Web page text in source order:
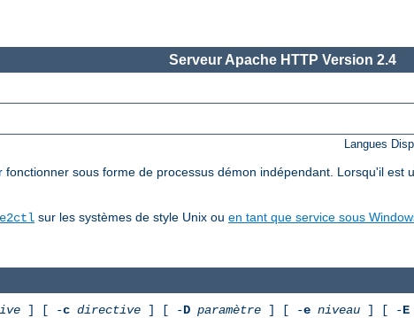
Serveur Apache HTTP Version 2.4
Langues
sous forme de processus démon indépendant. Lorsqu'il est
sur les systèmes de style Unix ou en tant que service sous
] [ -c directive ] [ -D paramètre ] [ -e niveau ] [ -E